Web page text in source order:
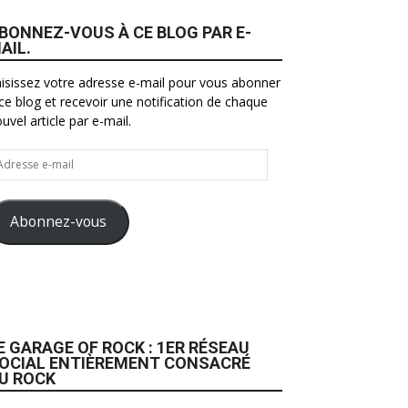
VOUS À CE BLOG PAR E-
votre adresse e-mail pour vous abonner
blog et recevoir une notification de chaque
article par e-mail.
Abonnez-vous
GARAGE OF ROCK : 1ER RÉSEAU
ENTIÈREMENT CONSACRÉ
ROCK